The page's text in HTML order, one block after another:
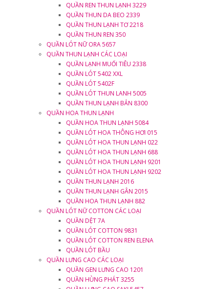
QUẦN REN THUN LẠNH 3229
QUẦN THUN DA BEO 2339
QUẦN THUN LẠNH TƠ 2218
QUẦN THUN REN 350
QUẦN LÓT NỮ ORA 5657
QUẦN THUN LẠNH CÁC LOẠI
QUẦN LẠNH MUỐI TIÊU 2338
QUẦN LÓT 5402 XXL
QUẦN LÓT 5402F
QUẦN LÓT THUN LANH 5005
QUẦN THUN LẠNH BẢN 8300
QUẦN HOA THUN LẠNH
QUẦN HOA THUN LẠNH 5084
QUẦN LÓT HOA THÔNG HƠI 015
QUẦN LÓT HOA THUN LẠNH 022
QUẦN LÓT HOA THUN LẠNH 688
QUẦN LÓT HOA THUN LẠNH 9201
QUẦN LÓT HOA THUN LẠNH 9202
QUẦN THUN LẠNH 2016
QUẦN THUN LẠNH GÂN 2015
QUẦN HOA THUN LẠNH 882
QUẦN LÓT NỮ COTTON CÁC LOẠI
QUẦN DỆT 7A
QUẦN LÓT COTTON 9831
QUẦN LÓT COTTON REN ELENA
QUẦN LÓT BẦU
QUẦN LƯNG CAO CÁC LOẠI
QUẦN GEN LƯNG CAO 1201
QUẦN HÙNG PHÁT 3255